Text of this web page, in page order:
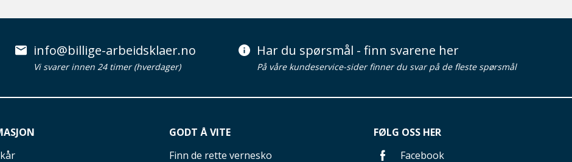
info@billige-arbeidsklaer.no
Vi svarer innen 24 timer (hverdager)
Har du spørsmål - finn svarene her
På våre kundeservice-sider finner du svar på de fleste spørsmål
GODT Å VITE
Finn de rette vernesko
FØLG OSS HER
Facebook